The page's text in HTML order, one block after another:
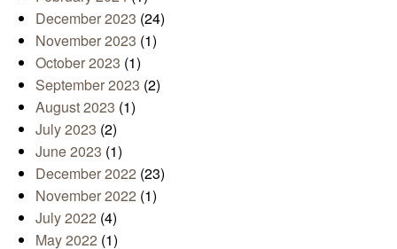
December 2023 (24)
November 2023 (1)
October 2023 (1)
September 2023 (2)
August 2023 (1)
July 2023 (2)
June 2023 (1)
December 2022 (23)
November 2022 (1)
July 2022 (4)
May 2022 (1)